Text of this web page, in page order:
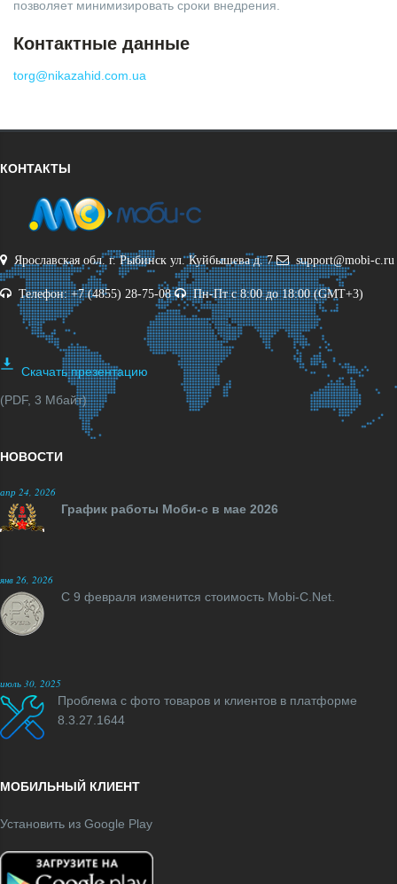
позволяет минимизировать сроки внедрения.
Контактные данные
torg@nikazahid.com.ua
КОНТАКТЫ
Ярославская обл. г. Рыбинск ул. Куйбышева д. 7 support@mobi-c.ru
Телефон: +7 (4855) 28-75-08 Пн-Пт с 8:00 до 18:00 (GMT+3)
Скачать презентацию
(PDF, 3 Мбайт)
НОВОСТИ
апр 24, 2026
График работы Моби-с в мае 2026
янв 26, 2026
С 9 февраля изменится стоимость Mobi-C.Net.
июль 30, 2025
Проблема с фото товаров и клиентов в платформе
8.3.27.1644
МОБИЛЬНЫЙ КЛИЕНТ
Установить из Google Play